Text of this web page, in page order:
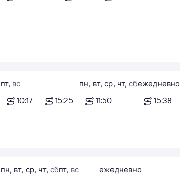
пт, вс
10:17
15:25
пн, вт, ср, чт, сб
11:50
ежедневно
15:38
пн, вт, ср, чт, сбпт, вс
ежедневно